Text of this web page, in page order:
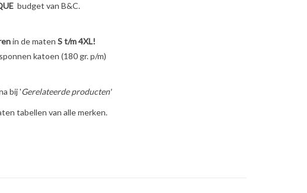
budget van B&C.
in de maten S t/m 4XL!
katoen (180 gr. p/m)
bij 'Gerelateerde producten'
tabellen van alle merken.